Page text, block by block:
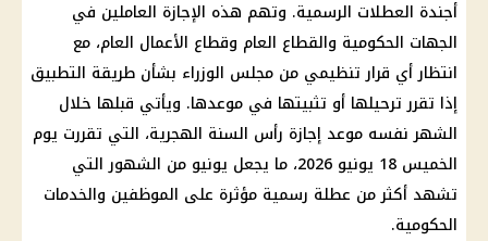
أجندة العطلات الرسمية. وتهم هذه الإجازة العاملين في
الجهات الحكومية والقطاع العام وقطاع الأعمال العام، مع
انتظار أي قرار تنظيمي من مجلس الوزراء بشأن طريقة التطبيق
إذا تقرر ترحيلها أو تثبيتها في موعدها. ويأتي قبلها خلال
الشهر نفسه موعد إجازة رأس السنة الهجرية، التي تقررت يوم
الخميس 18 يونيو 2026، ما يجعل يونيو من الشهور التي
تشهد أكثر من عطلة رسمية مؤثرة على الموظفين والخدمات
الحكومية.